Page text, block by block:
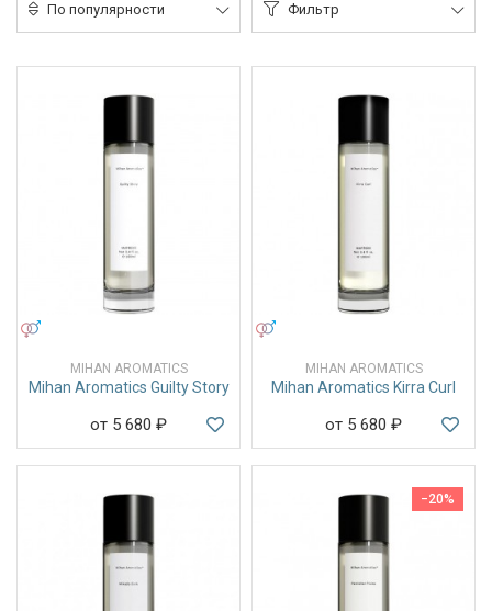
По популярности Фильтр
MIHAN AROMATICS
Mihan Aromatics Guilty Story
от 5 680 ₽
MIHAN AROMATICS
Mihan Aromatics Kirra Curl
от 5 680 ₽
−20%